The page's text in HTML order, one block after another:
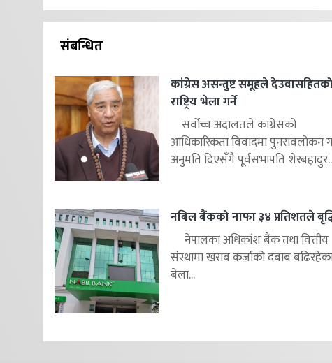
संबन्धित
कांग्रेस असन्तुष्ट समूहले
राष्ट्रिय भेला गर्ने
सर्वोच्च अदालतले कांग्रेसको
आधिकारिकता विवादमा पुनरावलोकन
अनुमति दिएसँगै पूर्वसभापति
नबिल बैंकको नाफा ३४ प्रतिशतले
नेपालका अधिकांश बैंक तथा वित्तीय
संस्थामा खराब कर्जाको दबाब
बेला...